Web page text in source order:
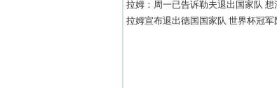
拉姆：周一已告诉勒夫退出国家队 想
拉姆宣布退出德国国家队 世界杯冠军